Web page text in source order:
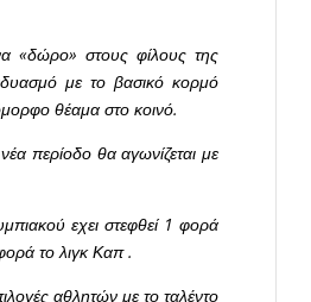
«δώρο» στους φίλους της
με το βασικό κορμό
θέαμα στο κοινό.
περίοδο θα αγωνίζεται με
εχει στεφθεί 1 φορά
το λιγκ Καπ .
αθλητών με το ταλέντο